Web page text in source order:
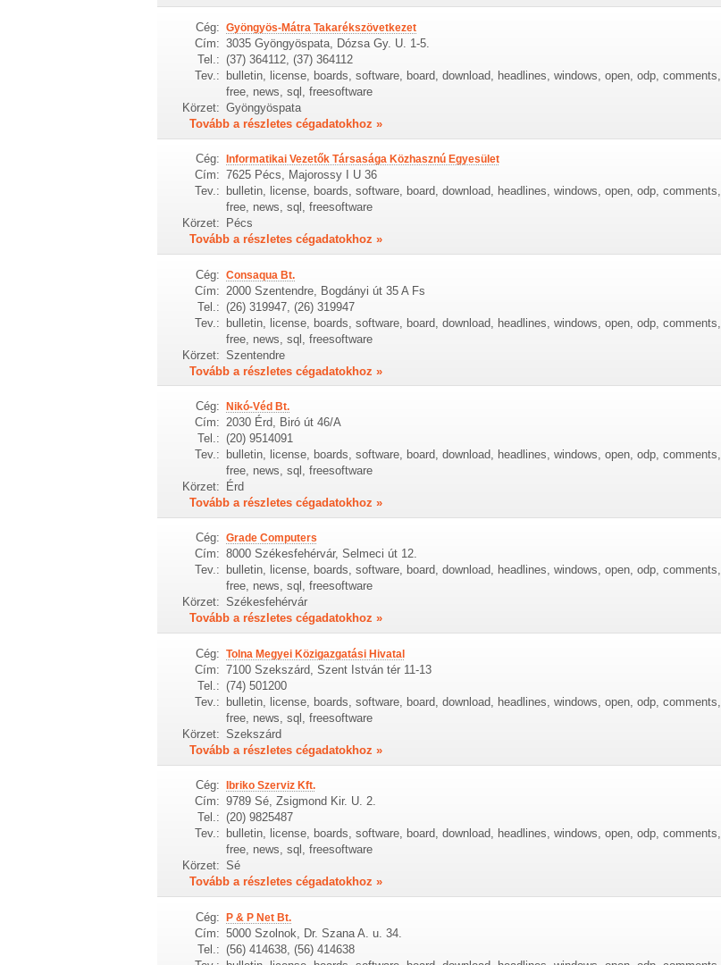
Cég: Gyöngyös-Mátra Takarékszövetkezet
Cím: 3035 Gyöngyöspata, Dózsa Gy. U. 1-5.
Tel.: (37) 364112, (37) 364112
Tev.:
bulletin, license, boards, software, board, download, headlines, windows, open, odp, comments,
free, news, sql, freesoftware
Körzet: Gyöngyöspata
Tovább a részletes cégadatokhoz »
Cég: Informatikai Vezetők Társasága Közhasznú Egyesület
Cím: 7625 Pécs, Majorossy I U 36
Tev.:
bulletin, license, boards, software, board, download, headlines, windows, open, odp, comments,
free, news, sql, freesoftware
Körzet:
Pécs
Tovább a részletes cégadatokhoz »
Cég: Consaqua Bt.
Cím: 2000 Szentendre, Bogdányi út 35 A Fs
Tel.: (26) 319947, (26) 319947
Tev.: bulletin, license, boards, software, board, download, headlines, windows, open, odp, comments,
free, news, sql, freesoftware
Körzet: Szentendre
Tovább a részletes cégadatokhoz »
Cég: Nikó-Véd Bt.
Cím: 2030 Érd, Biró út 46/A
Tel.: (20) 9514091
Tev.:
bulletin, license, boards, software, board, download, headlines, windows, open, odp, comments,
free, news, sql, freesoftware
Körzet:
Érd
Tovább a részletes cégadatokhoz »
Cég: Grade Computers
Cím: 8000 Székesfehérvár, Selmeci út 12.
Tev.:
bulletin, license, boards, software, board, download, headlines, windows, open, odp, comments,
free, news, sql, freesoftware
Körzet: Székesfehérvár
Tovább a részletes cégadatokhoz »
Cég: Tolna Megyei Közigazgatási Hivatal
Cím: 7100 Szekszárd, Szent István tér 11-13
Tel.: (74) 501200
Tev.:
bulletin, license, boards, software, board, download, headlines, windows, open, odp, comments,
free, news, sql, freesoftware
Körzet: Szekszárd
Tovább a részletes cégadatokhoz »
Cég: Ibriko Szerviz Kft.
Cím: 9789 Sé, Zsigmond Kir. U. 2.
Tel.: (20) 9825487
Tev.:
bulletin, license, boards, software, board, download, headlines, windows, open, odp, comments,
free, news, sql, freesoftware
Körzet: Sé
Tovább a részletes cégadatokhoz »
Cég: P & P Net Bt.
Cím: 5000 Szolnok, Dr. Szana A. u. 34.
Tel.: (56) 414638, (56) 414638